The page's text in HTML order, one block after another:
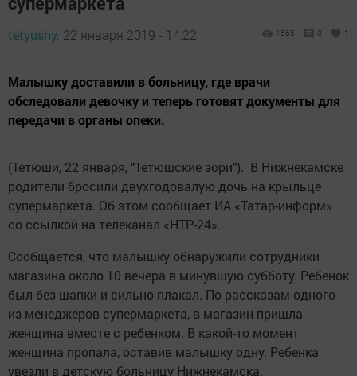
tetyushy, 22 января 2019 - 14:22 1565 0 1
Малышку доставили в больницу, где врачи
обследовали девочку и теперь готовят документы для
передачи в органы опеки.
(Тетюши, 22 января, "Тетюшские зори"). В Нижнекамске
родители бросили двухгодовалую дочь на крыльце
супермаркета. Об этом сообщает ИА «Татар-информ»
со ссылкой на телеканал «НТР-24».
Сообщается, что малышку обнаружили сотрудники
магазина около 10 вечера в минувшую субботу. Ребенок
был без шапки и сильно плакал. По рассказам одного
из менеджеров супермаркета, в магазин пришла
женщина вместе с ребенком. В какой-то момент
женщина пропала, оставив малышку одну. Ребенка
увезли в детскую больницу Нижнекамска.